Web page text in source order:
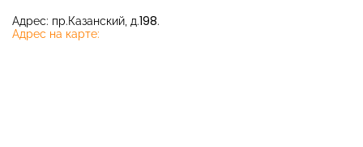
Адрес: пр.Казанский, д.198.
Адрес на карте: